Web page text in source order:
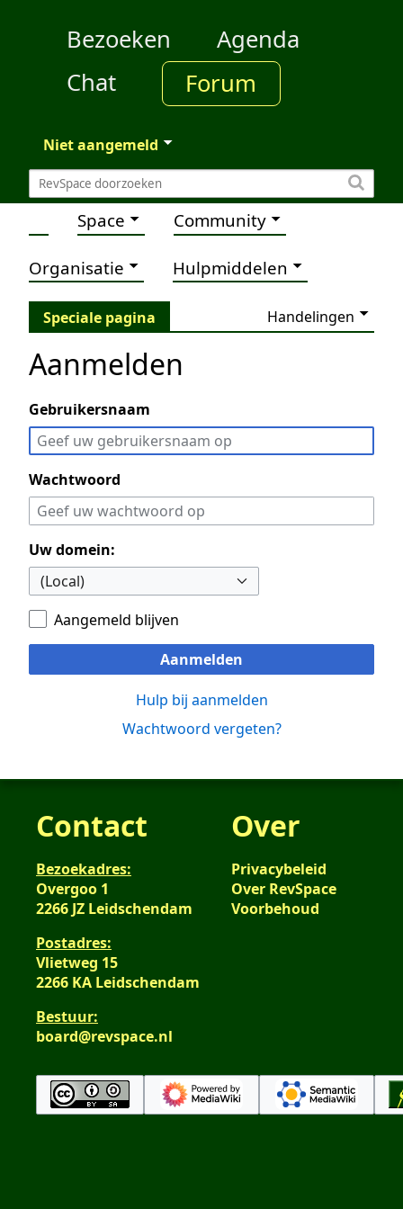
Bezoeken
Agenda
Chat
Forum
Niet aangemeld
Space Community
Organisatie Hulpmiddelen
Speciale pagina Handelingen
Aanmelden
Gebruikersnaam
Wachtwoord
Uw domein:
Aangemeld blijven
Aanmelden
Hulp bij aanmelden
Wachtwoord vergeten?
Contact
Bezoekadres:
Overgoo 1
2266 JZ Leidschendam
Postadres:
Vlietweg 15
2266 KA Leidschendam
Bestuur:
board@revspace.nl
Over
Privacybeleid
Over RevSpace
Voorbehoud